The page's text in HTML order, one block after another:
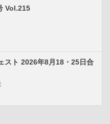
Vol.215
スト 2026年8月18・25日合